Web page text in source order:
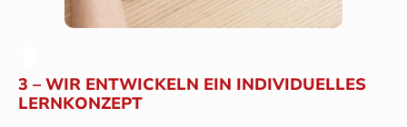
3 – WIR ENTWICKELN EIN INDIVIDUELLES
LERNKONZEPT